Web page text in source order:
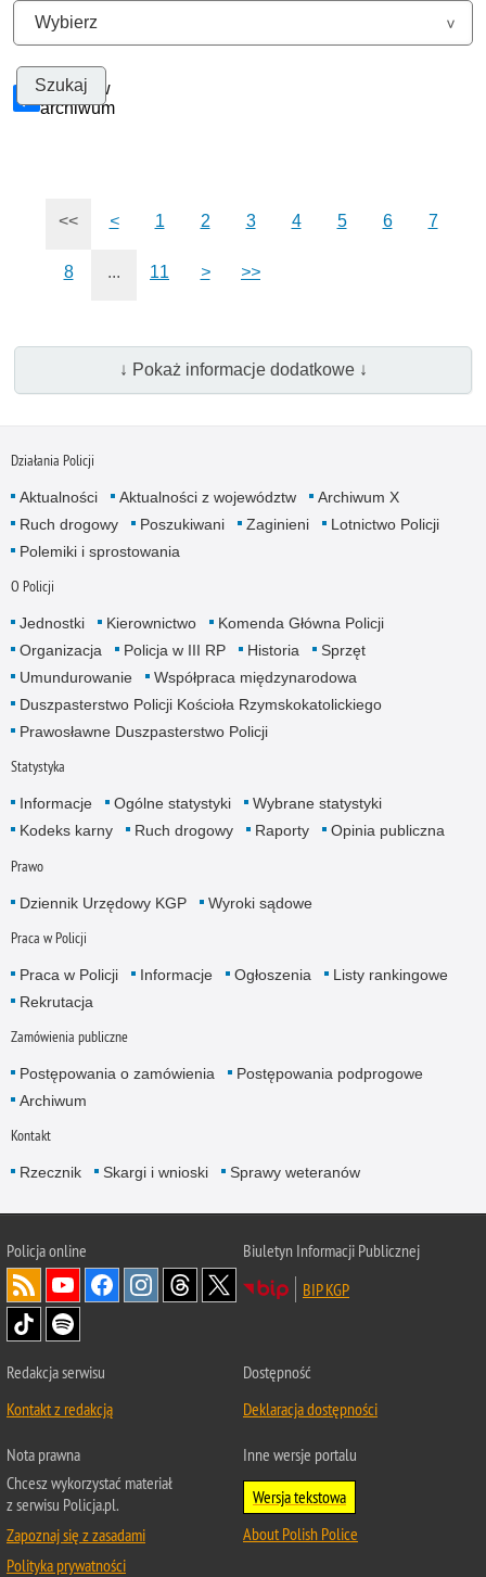
Szukaj w
archiwum
<< < 1 2 3 4 5 6 7
8 ... 11 > >>
↓ Pokaż informacje dodatkowe ↓
Działania Policji
Aktualności Aktualności z województw
Archiwum X
Ruch drogowy
Poszukiwani Zaginieni
Lotnictwo Policji
Polemiki i sprostowania
O Policji
Jednostki Kierownictwo
Komenda Główna Policji
Organizacja
Policja w III RP Historia
Sprzęt
Umundurowanie
Współpraca międzynarodowa
Duszpasterstwo Policji Kościoła Rzymskokatolickiego
Prawosławne Duszpasterstwo Policji
Statystyka
Informacje Ogólne statystyki
Wybrane statystyki
Kodeks karny
Ruch drogowy Raporty Opinia publiczna
Prawo
Dziennik Urzędowy KGP Wyroki sądowe
Praca w Policji
Praca w Policji Informacje Ogłoszenia
Listy rankingowe
Rekrutacja
Zamówienia publiczne
Postępowania o zamówienia
Postępowania podprogowe
Archiwum
Kontakt
Rzecznik Skargi i wnioski Sprawy weteranów
Policjaonline
Biuletyn Informacji Publicznej
BIP KGP
Redakcja serwisu
Kontakt z redakcją
Dostępność
Deklaracja dostępności
Nota prawna
Chcesz wykorzystać materiał
z serwisu Policja.pl.
Zapoznaj się z zasadami
Polityka prywatności
Inne wersje portalu
Wersja tekstowa
About Polish Police